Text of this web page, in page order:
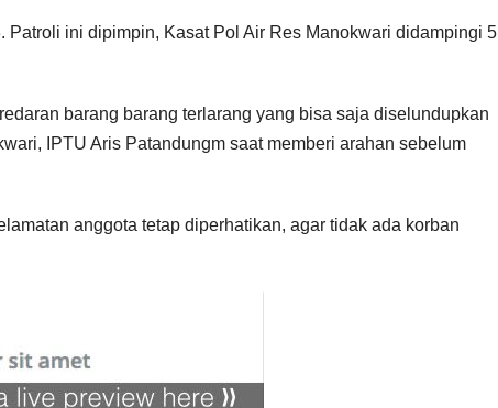
Patroli ini dipimpin, Kasat Pol Air Res Manokwari didampingi 5
barang barang terlarang yang bisa saja diselundupkan
IPTU Aris Patandungm saat memberi arahan sebelum
anggota tetap diperhatikan, agar tidak ada korban